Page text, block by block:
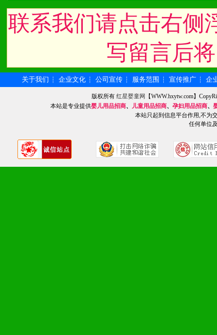
九、加盟优势
1、广告企划支持：产品
品全面配赠，免费提供软
册、专柜咨询手册等各种
2、市场保护支持：供优
统一底价供货、严格保证
3、对代理商、经销商提供
联系我们请点击右侧
写留言后
关于我们 ┆ 企业文化 ┆ 公司宣传 ┆ 服务范围 ┆ 宣传推广 ┆ 企
版权所有红星婴童网
【WWW.hxytw.com】
本站是专业提供婴儿用品招商、 儿童用品招商、 孕妇用品招商、
本站只起到信息平台作用,不为
任何单位